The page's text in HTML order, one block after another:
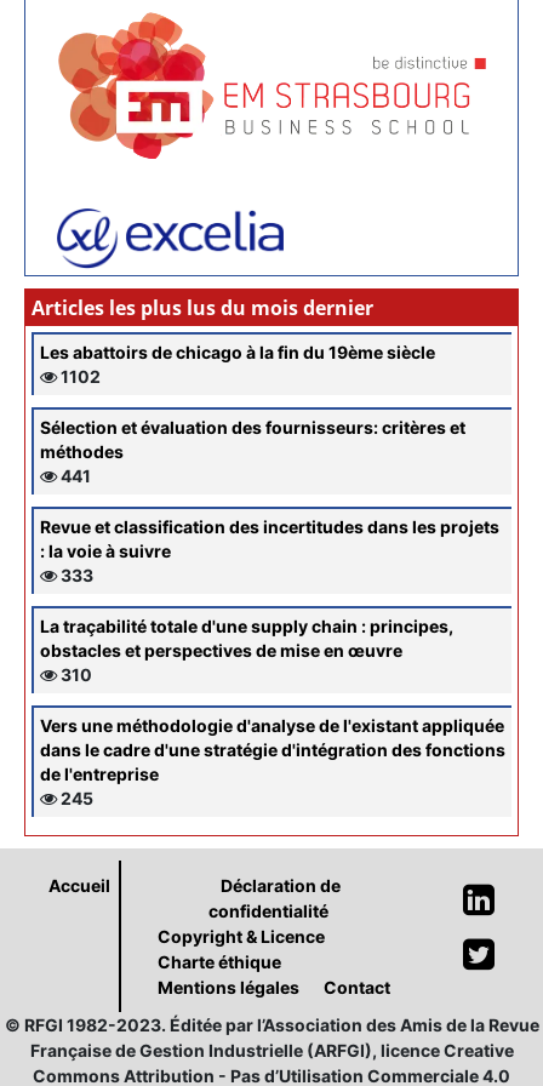
Articles les plus lus du mois dernier
Les abattoirs de chicago à la fin du 19ème siècle
1102
Sélection et évaluation des fournisseurs: critères et
méthodes
441
Revue et classification des incertitudes dans les projets
: la voie à suivre
333
La traçabilité totale d'une supply chain : principes,
obstacles et perspectives de mise en œuvre
310
Vers une méthodologie d'analyse de l'existant appliquée
dans le cadre d'une stratégie d'intégration des fonctions
de l'entreprise
245
Accueil
Déclaration de
confidentialité
Copyright & Licence
Charte éthique
Mentions légales
Contact
© RFGI 1982-2023. Éditée par l’Association des Amis de la Revue
Française de Gestion Industrielle (ARFGI), licence Creative
Commons Attribution - Pas d’Utilisation Commerciale 4.0